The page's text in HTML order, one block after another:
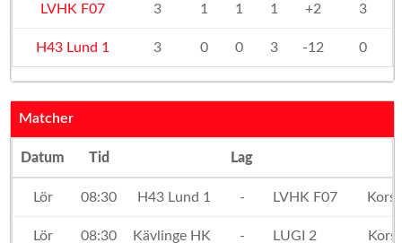
LVHK F07 3 1 1 1 +2 3
H43 Lund 1 3 0 0 3 -12 0
Matcher
Datum Tid Lag
Lör 08:30 H43 Lund 1 - LVHK F07
Lör 08:30 Kävlinge HK - LUGI 2